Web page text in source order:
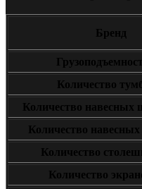
Бренд
Количество
Количество
Количество
Количество
Количество